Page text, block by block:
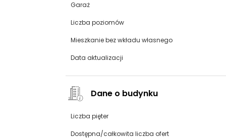
Garaż
Liczba poziomów
Mieszkanie bez wkładu własnego
Data aktualizacji
Dane o budynku
Liczba pięter
Dostępna/całkowita liczba ofert